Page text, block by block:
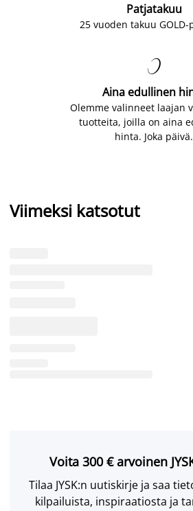
Patjatakuu
25 vuoden takuu

Aina edullinen
Olemme valinneet laajan
tuotteita, joilla on aina
hinta. Joka päivä.
Viimeksi katsotut
Voita 300 € arvoinen
Tilaa JYSK:n uutiskirje ja saa
kilpailuista, inspiraatiosta ja